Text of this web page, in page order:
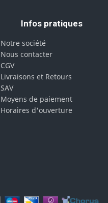
Infos pratiques
Notre société
Nous contacter
CGV
Livraisons et Retours
SAV
Moyens de paiement
Horaires d'ouverture